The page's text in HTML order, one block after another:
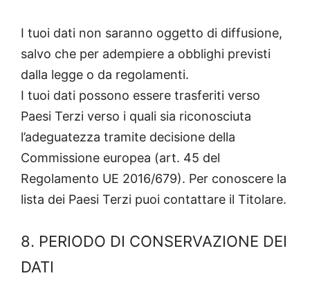
I tuoi dati non saranno oggetto di diffusione,
salvo che per adempiere a obblighi previsti
dalla legge o da regolamenti.
I tuoi dati possono essere trasferiti verso
Paesi Terzi verso i quali sia riconosciuta
l’adeguatezza tramite decisione della
Commissione europea (art. 45 del
Regolamento UE 2016/679). Per conoscere la
lista dei Paesi Terzi puoi contattare il Titolare.
8. PERIODO DI CONSERVAZIONE DEI
DATI